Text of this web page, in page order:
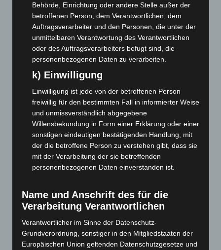
Mai 2023(139)
April 2023(155)
März 2023(174)
Februar 2023(154)
Januar 2023(140)
Dezember 2022(130)
November 2022 (167)
Oktober 2022 (166)
September 2022(205)
August 2022(166)
Juli 2022 (133)
Juni 2022(167)
April 2022 (198)
März 2022(221)
Februar 2022(189)
Januar 2022(190)
Behörde, Einrichtung oder andere Stelle außer der
betroffenen Person, dem Verantwortlichen, dem
Auftragsverarbeiter und den Personen, die unter der
unmittelbaren Verantwortung des Verantwortlichen
oder des Auftragsverarbeiters befugt sind, die
personenbezogenen Daten zu verarbeiten.
k) Einwilligung
Einwilligung ist jede von der betroffenen Person
freiwillig für den bestimmten Fall in informierter Weise
und unmissverständlich abgegebene
Willensbekundung in Form einer Erklärung oder einer
sonstigen eindeutigen bestätigenden Handlung, mit
der die betroffene Person zu verstehen gibt, dass sie
mit der Verarbeitung der sie betreffenden
personenbezogenen Daten einverstanden ist.
Name und Anschrift des für die
Verarbeitung Verantwortlichen
Verantwortlicher im Sinne der Datenschutz-
Grundverordnung, sonstiger in den Mitgliedstaaten der
Europäischen Union geltenden Datenschutzgesetze und